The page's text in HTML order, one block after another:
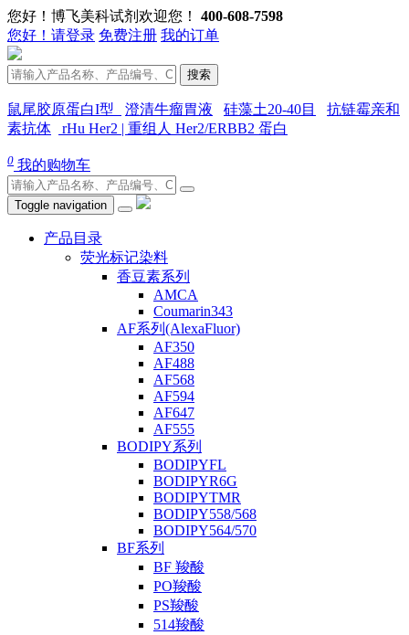
您好！博飞美科试剂欢迎您！ 400-608-7598
您好！请登录 免费注册 我的订单
搜索
鼠尾胶原蛋白I型 澄清牛瘤胃液 硅藻土20-40目
抗链霉亲和
素抗体
rHu Her2 | 重组人 Her2/ERBB2 蛋白
0 我的购物车
Toggle navigation
产品目录
荧光标记染料
香豆素系列
AMCA
Coumarin343
AF系列(AlexaFluor)
AF350
AF488
AF568
AF594
AF647
AF555
BODIPY系列
BODIPYFL
BODIPYR6G
BODIPYTMR
BODIPY558/568
BODIPY564/570
BF系列
BF 羧酸
PO羧酸
PS羧酸
514羧酸